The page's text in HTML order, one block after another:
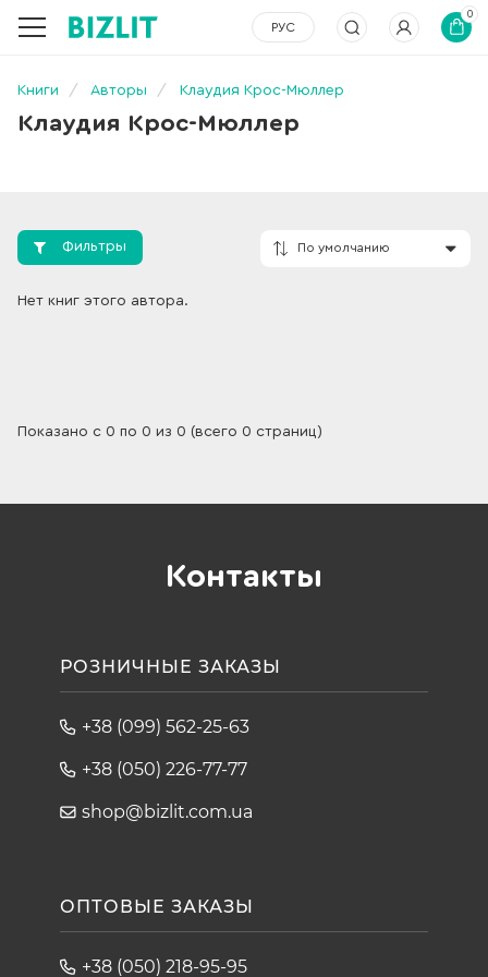
РУС
0
Книги Авторы Клаудия Крос-Мюллер
Клаудия Крос-Мюллер
Фильтры
Нет книг этого автора.
Показано с 0 по 0 из 0 (всего 0 страниц)
Контакты
РОЗНИЧНЫЕ ЗАКАЗЫ
+38 (099) 562-25-63
+38 (050) 226-77-77
shop@bizlit.com.ua
ОПТОВЫЕ ЗАКАЗЫ
+38 (050) 218-95-95